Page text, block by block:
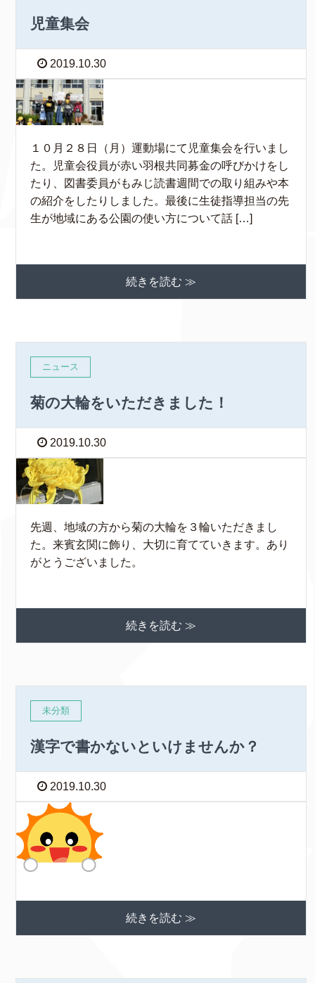
児童集会
2019.10.30
１０月２８日（月）運動場にて児童集会を行いまし
た。児童会役員が赤い羽根共同募金の呼びかけをし
たり、図書委員がもみじ読書週間での取り組みや本
の紹介をしたりしました。最後に生徒指導担当の先
生が地域にある公園の使い方について話 […]
続きを読む ≫
ニュース
菊の大輪をいただきました！
2019.10.30
先週、地域の方から菊の大輪を３輪いただきまし
た。来賓玄関に飾り、大切に育てていきます。あり
がとうございました。
続きを読む ≫
未分類
漢字で書かないといけませんか？
2019.10.30
続きを読む ≫